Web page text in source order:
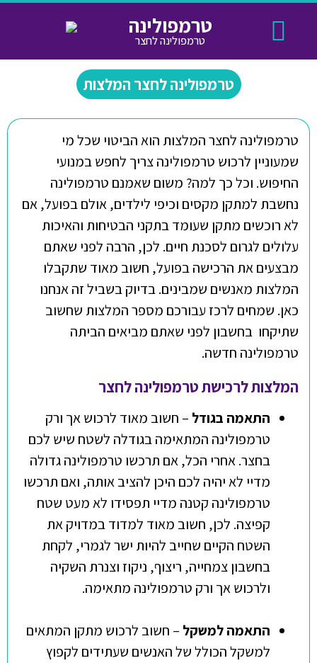
טרמפולינה
טרמפולינה לחצר
טרמפולינה לחצר המלצות
טרמפולינה לחצר המלצות הוא הביטוי שכל מי
שמעוניין לרכוש טרמפולינה צריך לחפש במנועי
החיפוש. וכל כך למה? משום שאמנם טרמפולינה
נחשבת למתקן מקסים וכיפי לילדים, אולם בפועל, אם
לא רוכשים מתקן שעומד בתקני הבטיחות והאיכות
עלולים לגרום לסכנת חיים. לכן, הרבה לפני שאתם
מבצעים את הרכישה בפועל, חשוב מאוד שתקבלו
המלצות מאנשים שמבינים. בדיוק בשביל זה אנחנו
כאן. שמחים לרכז עבורכם מספר המלצות שחשוב
שתיקחו בחשבון לפני שאתם מביאים הביתה
טרמפולינה חדשה.
המלצות לרכישת טרמפולינה לחצר
התאמה בגודל – חשוב מאוד לרכוש אך ורק
טרמפולינה המתאימה בגודלה לשטח שיש לכם
בחצר. אחרי הכל, אם תרכשו טרמפולינה גדולה
מדיי לא יהיה לכם היכן להציב אותה, ואם תרכשו
טרמפולינה קטנה מדיי תפסידו לא מעט שטח
קפיצה. לכן, חשוב מאוד למדוד במדויק את
השטח הקיים שחייב להיות ישר לגמרי, לקחת
בחשבון צמחייה, ריצוף, ניקוז וצנרת השקיה
ולרכוש אך ורק טרמפולינה מתאימה.
התאמה למשקל – חשוב לרכוש מתקן המתאים
למשקל הכולל של האנשים שעתידים לקפוץ